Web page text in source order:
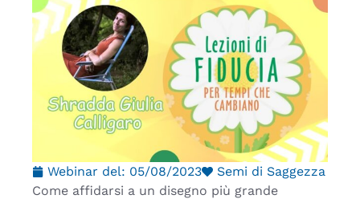
Webinar del: 05/08/2023
Semi di Saggezza
Come affidarsi a un disegno più grande